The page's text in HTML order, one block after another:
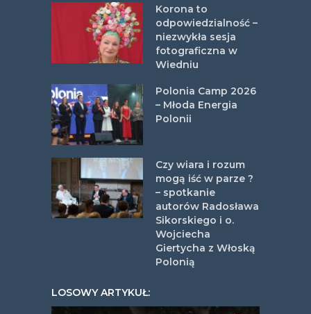
Korona to
odpowiedzialność –
niezwykła sesja
fotograficzna w
Wiedniu
Polonia Camp 2026
– Młoda Energia
Polonii
Czy wiara i rozum
mogą iść w parze ?
– spotkanie
autorów Radosława
Sikorskiego i o.
Wojciecha
Giertycha z Włoską
Polonią
LOSOWY ARTYKUŁ: